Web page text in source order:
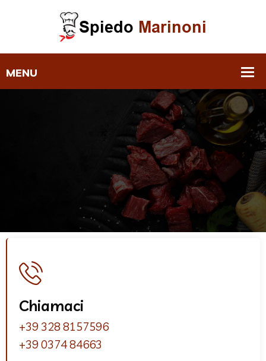
Dove Siamo ‣ Spiedo Marinoni
Chiamaci
+39 328 8157596
+39 0374 84663